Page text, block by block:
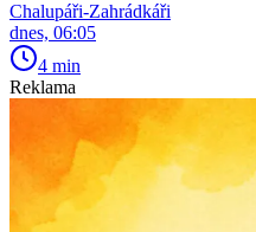
Chalupáři-Zahrádkáři
dnes, 06:05
4 min
Reklama